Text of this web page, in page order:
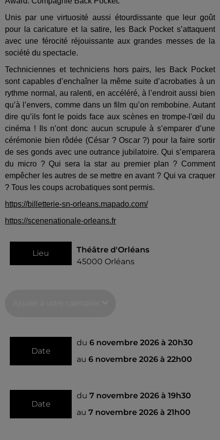
Unis par une virtuosité aussi étourdissante que leur goût
pour la caricature et la satire, les Back Pocket s’attaquent
avec une férocité réjouissante aux grandes messes de la
société du spectacle.
Techniciennes et techniciens hors pairs, les Back Pocket
sont capables d’enchaîner la même suite d’acrobaties à un
rythme normal, au ralenti, en accéléré, à l’endroit aussi bien
qu’à l’envers, comme dans un film qu’on rembobine. Autant
dire qu’ils font le poids face aux scènes en trompe-l'œil du
cinéma ! Ils n’ont donc aucun scrupule à s’emparer d’une
cérémonie bien rôdée (César ? Oscar ?) pour la faire sortir
de ses gonds avec une outrance jubilatoire. Qui s’emparera
du micro ? Qui sera la star au premier plan ? Comment
empêcher les autres de se mettre en avant ? Qui va craquer
? Tous les coups acrobatiques sont permis.
https://billetterie-sn-orleans.mapado.com/
https://scenenationale-orleans.fr
Lieu
Théâtre d'Orléans
45000 Orléans
Date
du 6 novembre 2026 à 20h30
au 6 novembre 2026 à 22h00
Date
du 7 novembre 2026 à 19h30
au 7 novembre 2026 à 21h00